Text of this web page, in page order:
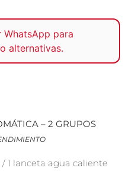
WhatsApp para
alternativas.
– 2 GRUPOS
1 lanceta agua caliente